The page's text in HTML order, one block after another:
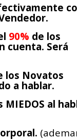
90% de los
cuenta. Será
los Novatos
a hablar.
al